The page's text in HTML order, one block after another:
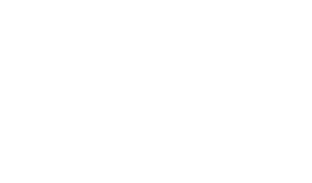
kann auf Antrag ebenfalls ein
ausgestellt.
Daten, Ihr Lichtbild und Ihre
wie Polizei und Grenzbehörden zugänglich.
(eID-Funktion) beziehungsweise die Online-